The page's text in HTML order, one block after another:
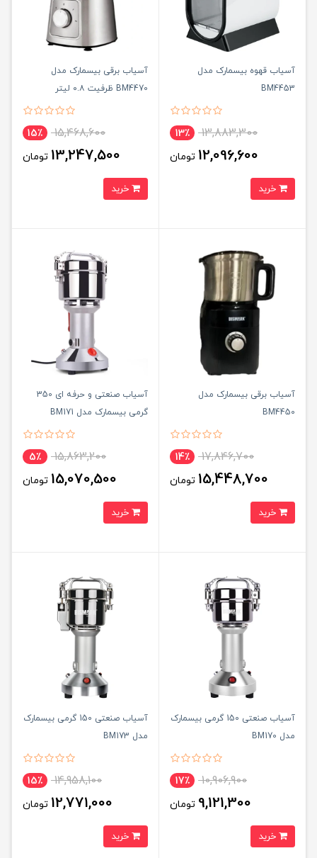
آسیاب قهوه بیسمارک مدل
BM4453
13,883,300 13٪
12,096,600 تومان
آسیاب برقی بیسمارک مدل
BM4470 ظرفیت ۰.۸ لیتر
15,468,600 15٪
13,247,500 تومان
آسیاب برقی بیسمارک مدل
BM4450
17,846,700 14٪
15,448,700 تومان
آسیاب صنعتی و حرفه ای 350
گرمی بیسمارک مدل BM171
15,863,200 5٪
15,070,500 تومان
آسیاب صنعتی 150 گرمی بیسمارک
مدل BM170
10,906,900 17٪
9,121,300 تومان
آسیاب صنعتی 150 گرمی بیسمارک
مدل BM173
14,958,100 15٪
12,771,000 تومان